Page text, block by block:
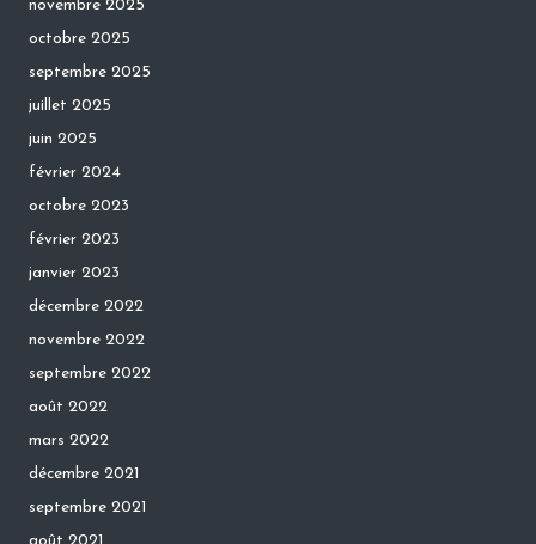
novembre 2025
octobre 2025
septembre 2025
juillet 2025
juin 2025
février 2024
octobre 2023
février 2023
janvier 2023
décembre 2022
novembre 2022
septembre 2022
août 2022
mars 2022
décembre 2021
septembre 2021